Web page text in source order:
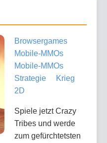
Browsergames
Mobile-MMOs
Mobile-MMOs
Strategie
Krieg
2D
Spiele jetzt Crazy
Tribes und werde
zum gefürchtetsten